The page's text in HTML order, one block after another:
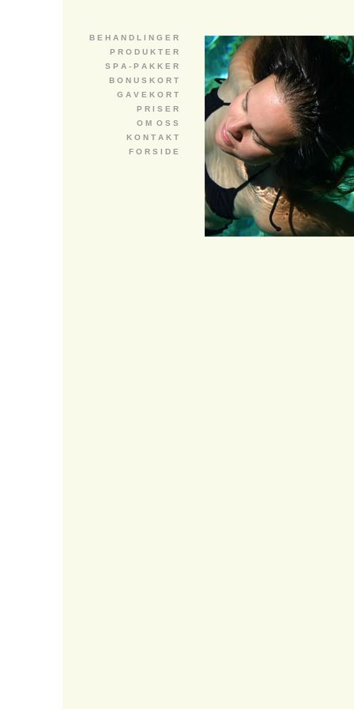
B E H A N D L I N G E R
P R O D U K T E R
S P A - P A K K E R
B O N U S K O R T
G A V E K O R T
P R I S E R
O M O S S
K O N T A K T
F O R S I D E